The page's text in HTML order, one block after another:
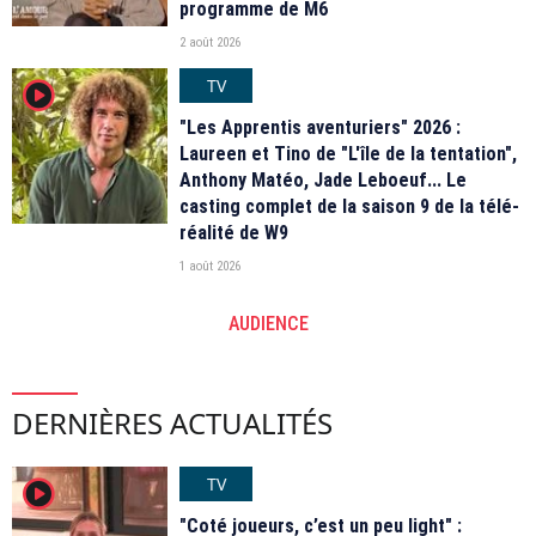
programme de M6
2 août 2026
player2
TV
"Les Apprentis aventuriers" 2026 :
Laureen et Tino de "L'île de la tentation",
Anthony Matéo, Jade Leboeuf... Le
casting complet de la saison 9 de la télé-
réalité de W9
1 août 2026
AUDIENCE
DERNIÈRES ACTUALITÉS
player2
TV
"Coté joueurs, c’est un peu light" :